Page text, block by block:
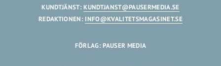
KUNDTJÄNST:KUNDTJANST@PAUSERMEDIA.SE
REDAKTIONEN: INFO@KVALITETSMAGASINET.SE
FÖRLAG: PAUSER MEDIA